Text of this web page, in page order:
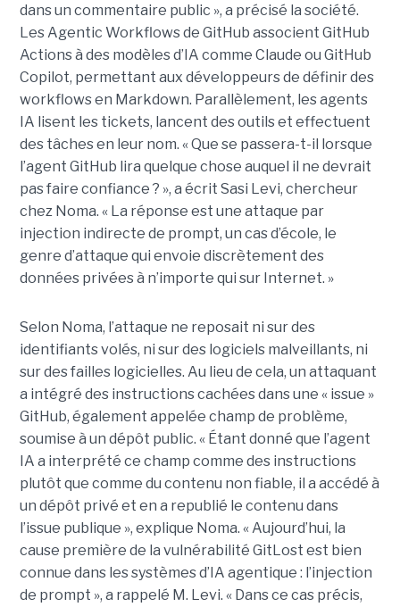
dans un commentaire public », a précisé la société.
Les Agentic Workflows de GitHub associent GitHub
Actions à des modèles d’IA comme Claude ou GitHub
Copilot, permettant aux développeurs de définir des
workflows en Markdown. Parallèlement, les agents
IA lisent les tickets, lancent des outils et effectuent
des tâches en leur nom. « Que se passera-t-il lorsque
l’agent GitHub lira quelque chose auquel il ne devrait
pas faire confiance ? », a écrit Sasi Levi, chercheur
chez Noma. « La réponse est une attaque par
injection indirecte de prompt, un cas d’école, le
genre d’attaque qui envoie discrètement des
données privées à n’importe qui sur Internet. »
Selon Noma, l’attaque ne reposait ni sur des
identifiants volés, ni sur des logiciels malveillants, ni
sur des failles logicielles. Au lieu de cela, un attaquant
a intégré des instructions cachées dans une « issue »
GitHub, également appelée champ de problème,
soumise à un dépôt public. « Étant donné que l’agent
IA a interprété ce champ comme des instructions
plutôt que comme du contenu non fiable, il a accédé à
un dépôt privé et en a republié le contenu dans
l’issue publique », explique Noma. « Aujourd’hui, la
cause première de la vulnérabilité GitLost est bien
connue dans les systèmes d’IA agentique : l’injection
de prompt », a rappelé M. Levi. « Dans ce cas précis,